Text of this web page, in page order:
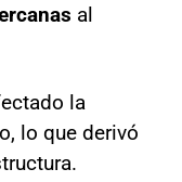
al
la
lo que derivó